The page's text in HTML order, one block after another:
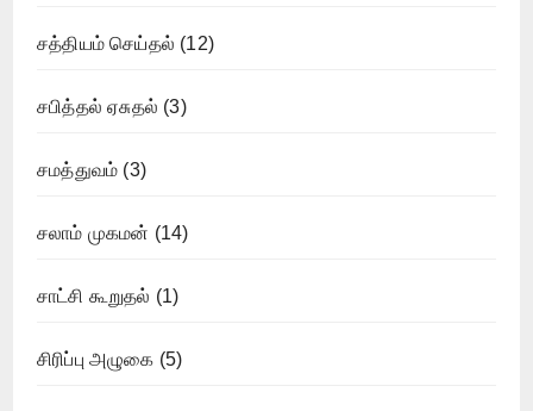
சத்தியம் செய்தல் (12)
சபித்தல் ஏசுதல் (3)
சமத்துவம் (3)
சலாம் முகமன் (14)
சாட்சி கூறுதல் (1)
சிரிப்பு அழுகை (5)